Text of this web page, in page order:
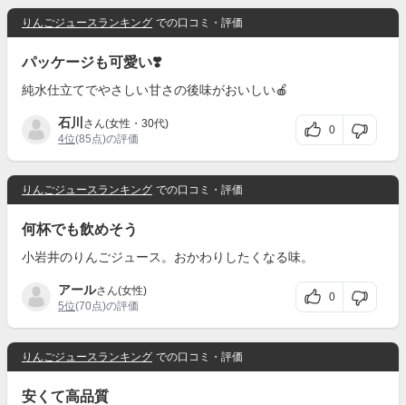
りんごジュースランキング での口コミ・評価
パッケージも可愛い❣️
純水仕立てでやさしい甘さの後味がおいしい🍎
石川
さん(女性・30代)
4位(85点)の評価
0
りんごジュースランキング での口コミ・評価
何杯でも飲めそう
小岩井のりんごジュース。おかわりしたくなる味。
アールさん(女性)
5位(70点)の評価
0
りんごジュースランキング での口コミ・評価
安くて高品質